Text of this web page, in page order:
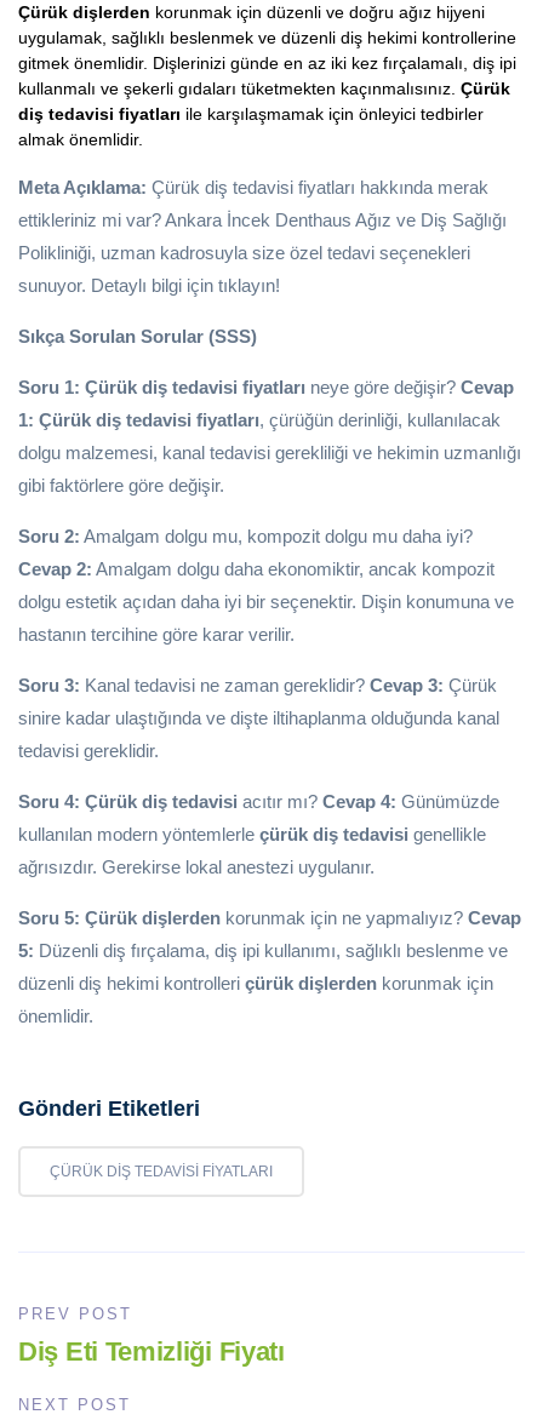
Çürük dişlerden korunmak için düzenli ve doğru ağız hijyeni
uygulamak, sağlıklı beslenmek ve düzenli diş hekimi kontrollerine
gitmek önemlidir. Dişlerinizi günde en az iki kez fırçalamalı, diş ipi
kullanmalı ve şekerli gıdaları tüketmekten kaçınmalısınız. Çürük
diş tedavisi fiyatları ile karşılaşmamak için önleyici tedbirler
almak önemlidir.
Meta Açıklama: Çürük diş tedavisi fiyatları hakkında merak
ettikleriniz mi var? Ankara İncek Denthaus Ağız ve Diş Sağlığı
Polikliniği, uzman kadrosuyla size özel tedavi seçenekleri
sunuyor. Detaylı bilgi için tıklayın!
Sıkça Sorulan Sorular (SSS)
Soru 1: Çürük diş tedavisi fiyatları neye göre değişir? Cevap
1: Çürük diş tedavisi fiyatları, çürüğün derinliği, kullanılacak
dolgu malzemesi, kanal tedavisi gerekliliği ve hekimin uzmanlığı
gibi faktörlere göre değişir.
Soru 2: Amalgam dolgu mu, kompozit dolgu mu daha iyi?
Cevap 2: Amalgam dolgu daha ekonomiktir, ancak kompozit
dolgu estetik açıdan daha iyi bir seçenektir. Dişin konumuna ve
hastanın tercihine göre karar verilir.
Soru 3: Kanal tedavisi ne zaman gereklidir? Cevap 3: Çürük
sinire kadar ulaştığında ve dişte iltihaplanma olduğunda kanal
tedavisi gereklidir.
Soru 4: Çürük diş tedavisi acıtır mı? Cevap 4: Günümüzde
kullanılan modern yöntemlerle çürük diş tedavisi genellikle
ağrısızdır. Gerekirse lokal anestezi uygulanır.
Soru 5: Çürük dişlerden korunmak için ne yapmalıyız? Cevap
5: Düzenli diş fırçalama, diş ipi kullanımı, sağlıklı beslenme ve
düzenli diş hekimi kontrolleri çürük dişlerden korunmak için
önemlidir.
Gönderi Etiketleri
ÇÜRÜK DIŞ TEDAVISI FIYATLARI
PREV POST
Diş Eti Temizliği Fiyatı
NEXT POST